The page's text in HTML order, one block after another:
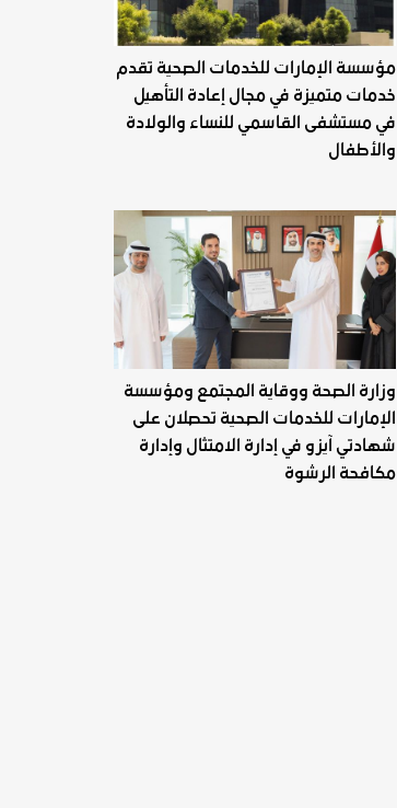
مؤسسة الإمارات للخدمات الصحية تقدم
خدمات متميزة في مجال إعادة التأهيل
في مستشفى القاسمي للنساء والولادة
والأطفال
وزارة الصحة ووقاية المجتمع ومؤسسة
الإمارات للخدمات الصحية تحصلان على
شهادتي آيزو في إدارة الامتثال وإدارة
مكافحة الرشوة